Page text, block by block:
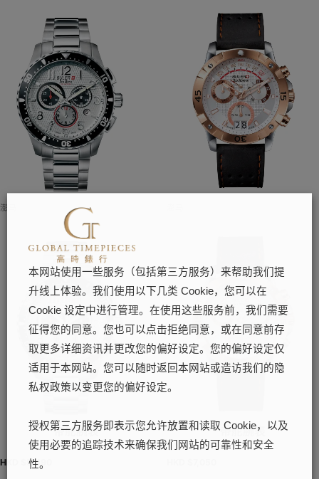
澎马
帝舵腕表
HKD $ 5,490
帝舵腕表
本网站使用一些服务（包括第三方服务）来帮助我们提
升线上体验。我们使用以下几类 Cookie，您可以在
Cookie 设定中进行管理。在使用这些服务前，我们需要
征得您的同意。您也可以点击拒绝同意，或在同意前存
取更多详细资讯并更改您的偏好设定。您的偏好设定仅
适用于本网站。您可以随时返回本网站或造访我们的隐
私权政策以变更您的偏好设定。
授权第三方服务即表示您允许放置和读取 Cookie，以及
使用必要的追踪技术来确保我们网站的可靠性和安全
性。